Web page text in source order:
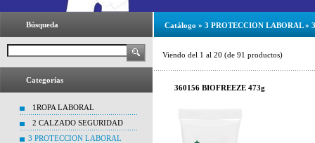
Búsqueda
Categorías
1ROPA LABORAL
2 CALZADO SEGURIDAD
3 PROTECCION LABORAL
Catálogo » 3 PROTECCION LABORAL»
Viendo del 1 al 20 (de 91 productos)
360156 BIOFREEZE 473g